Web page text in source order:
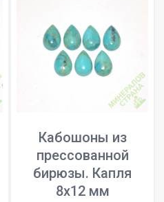
Кабошоны из
прессованной
бирюзы. Капля
8x12 мм